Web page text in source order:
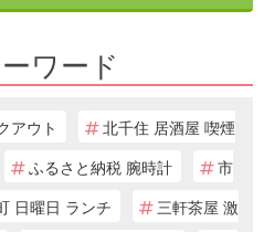
ワード
アウト
北千住 居酒屋 喫煙
ふるさと納税 腕時計
市
日曜日 ランチ
三軒茶屋 激